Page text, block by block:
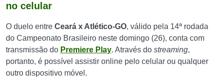
no celular
O duelo entre Ceará x Atlético-GO, válido pela 14ª rodada
do Campeonato Brasileiro neste domingo (26), conta com
transmissão do Premiere Play. Através do streaming,
portanto, é possível assistir online pelo celular ou qualquer
outro dispositivo móvel.